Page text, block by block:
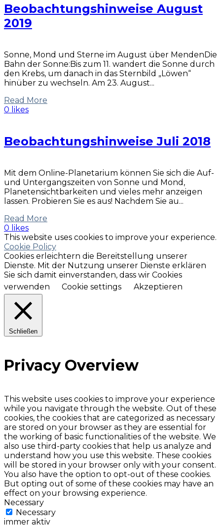
Beobachtungshinweise August
2019
Sonne, Mond und Sterne im August über MendenDie
Bahn der Sonne:Bis zum 11. wandert die Sonne durch
den Krebs, um danach in das Sternbild „Löwen“
hinüber zu wechseln. Am 23. August...
Read More
0 likes
Beobachtungshinweise Juli 2018
Mit dem Online-Planetarium können Sie sich die Auf-
und Untergangszeiten von Sonne und Mond,
Planetensichtbarkeiten und vieles mehr anzeigen
lassen. Probieren Sie es aus! Nachdem Sie au...
Read More
0 likes
This website uses cookies to improve your experience.
Cookie Policy
Cookies erleichtern die Bereitstellung unserer
Dienste. Mit der Nutzung unserer Dienste erklären
Sie sich damit einverstanden, dass wir Cookies
verwenden
Cookie settings Akzeptieren
Schließen
Privacy Overview
This website uses cookies to improve your experience
while you navigate through the website. Out of these
cookies, the cookies that are categorized as necessary
are stored on your browser as they are essential for
the working of basic functionalities of the website. We
also use third-party cookies that help us analyze and
understand how you use this website. These cookies
will be stored in your browser only with your consent.
You also have the option to opt-out of these cookies.
But opting out of some of these cookies may have an
effect on your browsing experience.
Necessary
Necessary
immer aktiv